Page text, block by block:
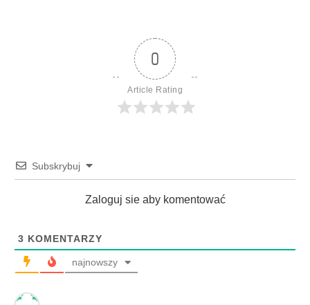
0
Article Rating
Subskrybuj
Zaloguj sie aby komentować
3 KOMENTARZY
najnowszy